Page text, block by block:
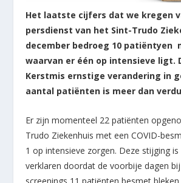
Het laatste cijfers dat we kregen
persdienst van het Sint-Trudo
december bedroeg 10 patiëntyen
waarvan er één op intensieve ligt.
Kerstmis ernstige verandering in
aantal patiënten is meer dan
Er zijn momenteel 22 patiënten
Trudo Ziekenhuis met een COVID-
1 op intensieve zorgen. Deze stijging is
verklaren doordat de voorbije dagen